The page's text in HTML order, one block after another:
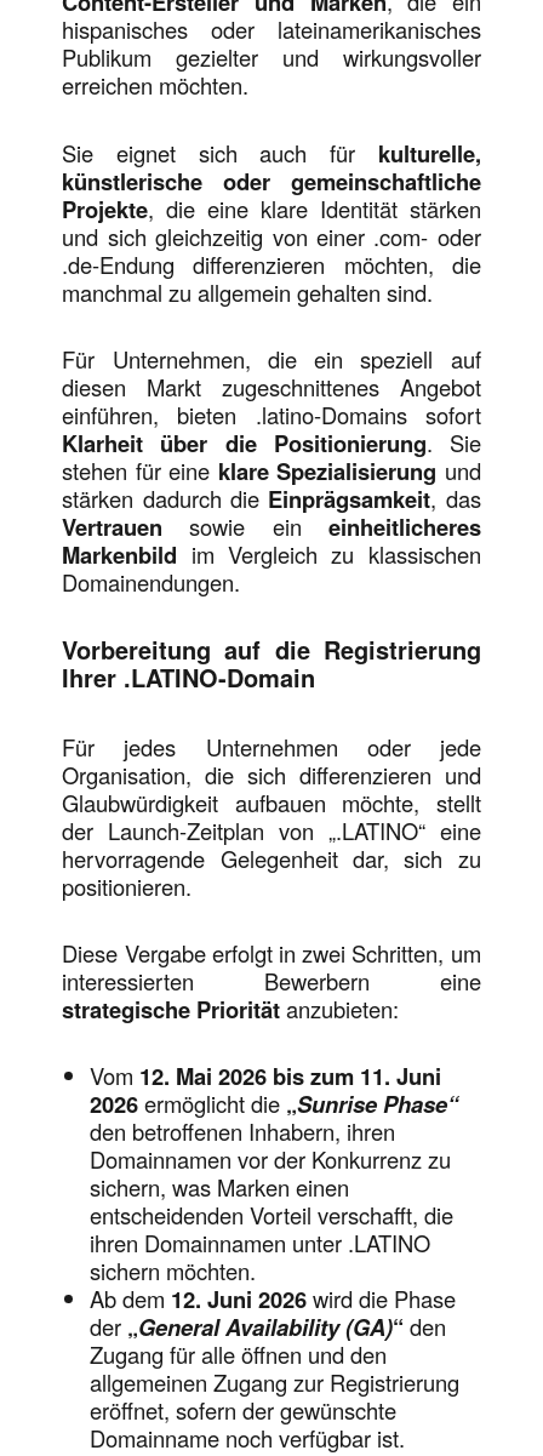
hispanisches oder lateinamerikanisches
Publikum gezielter und wirkungsvoller
erreichen möchten.
Sie eignet sich auch für kulturelle,
künstlerische oder gemeinschaftliche
Projekte, die eine klare Identität stärken
und sich gleichzeitig von einer .com- oder
.de-Endung differenzieren möchten, die
manchmal zu allgemein gehalten sind.
Für Unternehmen, die ein speziell auf
diesen Markt zugeschnittenes Angebot
einführen, bieten .latino-Domains sofort
Klarheit über die Positionierung. Sie
stehen für eine klare Spezialisierung und
stärken dadurch die Einprägsamkeit, das
Vertrauen sowie ein einheitlicheres
Markenbild im Vergleich zu klassischen
Domainendungen.
Vorbereitung auf die Registrierung
Ihrer .LATINO-Domain
Für jedes Unternehmen oder jede
Organisation, die sich differenzieren und
Glaubwürdigkeit aufbauen möchte, stellt
der Launch-Zeitplan von „.LATINO“ eine
hervorragende Gelegenheit dar, sich zu
positionieren.
Diese Vergabe erfolgt in zwei Schritten, um
interessierten Bewerbern eine
strategische Prioritätanzubieten:
Vom 12. Mai 2026 bis zum 11. Juni
2026ermöglicht die „Sunrise Phase“
den betroffenen Inhabern, ihren
Domainnamen vor der Konkurrenz zu
sichern, was Marken einen
entscheidenden Vorteil verschafft, die
ihren Domainnamen unter .LATINO
sichern möchten.
Ab dem 12. Juni 2026wird die Phase
der „General Availability (GA)“ den
Zugang für alle öffnen und den
allgemeinen Zugang zur Registrierung
eröffnet, sofern der gewünschte
Domainname noch verfügbar ist.